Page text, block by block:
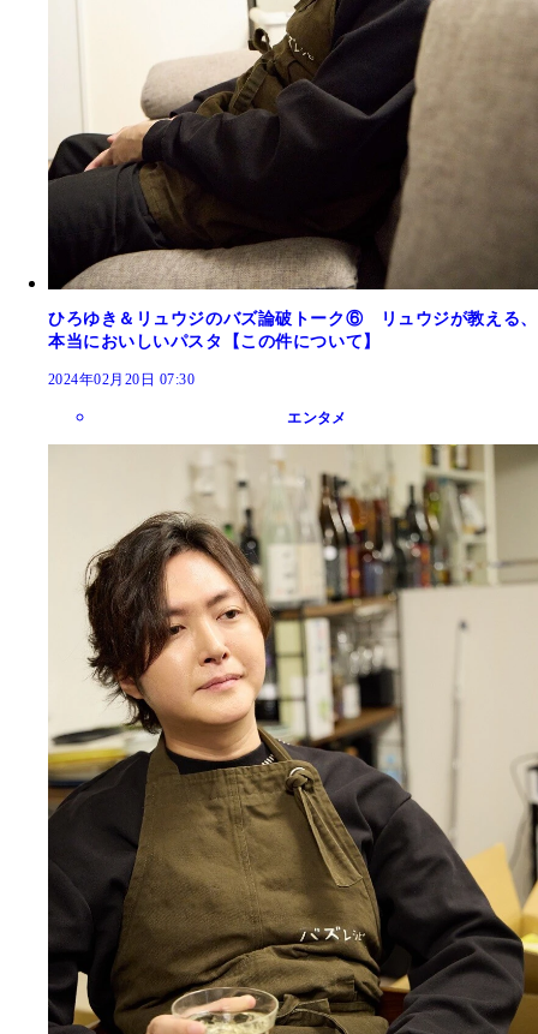
ひろゆき＆リュウジのバズ論破トーク⑥ リュウジが教える、
本当においしいパスタ【この件について】
2024年02月20日 07:30
エンタメ